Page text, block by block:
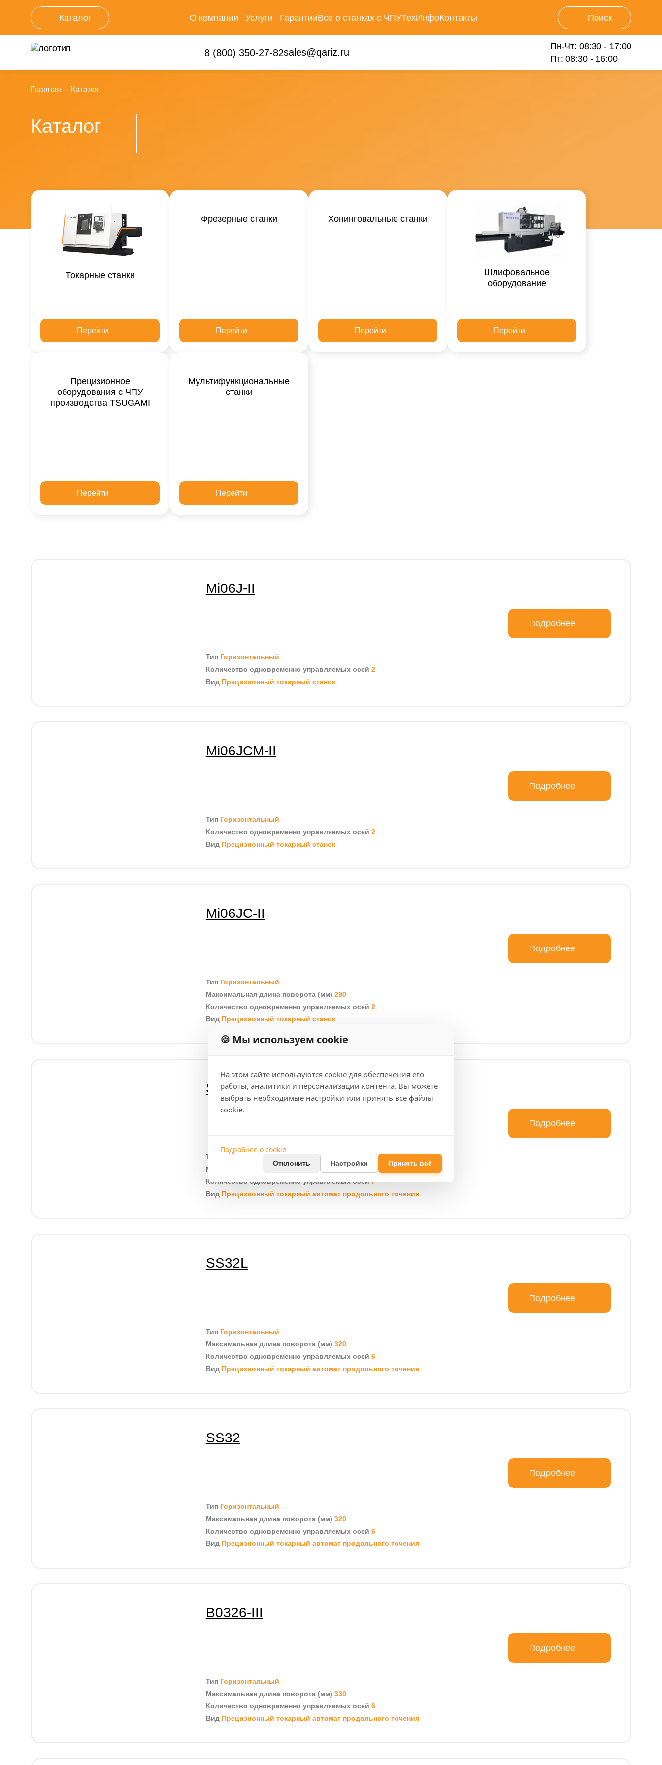
Каталог О компании
Новости
Услуги
Инжиниринг
ГарантииВсе о станках с ЧПУТехИнфоКонтакты Поиск
8 (800) 350-27-82sales@qariz.ru
Пн-Чт: 08:30 - 17:00
Пт: 08:30 - 16:00
Главная Каталог
Каталог
Токарные станки
Перейти
Фрезерные станки
Перейти
Хонинговальные станки
Перейти
Шлифовальное
оборудование
Перейти
Прецизионное
оборудования с ЧПУ
производства TSUGAMI
Перейти
Мультифункциональные
станки
Перейти
Mi06J-II
Подробнее
Тип Горизонтальный
Количество одновременно управляемых осей 2
Вид Прецизионный токарный станок
Mi06JCM-II
Подробнее
Тип Горизонтальный
Количество одновременно управляемых осей 2
Вид Прецизионный токарный станок
Mi06JC-II
Подробнее
Тип Горизонтальный
Максимальная длина поворота (мм) 290
Количество одновременно управляемых осей 2
Вид Прецизионный токарный станок
SS327-5AX
Подробнее
Тип
Горизонтальный
Максимальная длина поворота (мм)
Количество одновременно управляемых осей7
Вид Прецизионный токарный автомат продольного точения
SS32L
Подробнее
Тип Горизонтальный
Максимальная длина поворота (мм) 320
Количество одновременно управляемых осей 6
Вид Прецизионный токарный автомат продольного точения
SS32
Подробнее
Тип Горизонтальный
Максимальная длина поворота (мм) 320
Количество одновременно управляемых осей 6
Вид Прецизионный токарный автомат продольного точения
B0326-III
Подробнее
Тип Горизонтальный
Максимальная длина поворота (мм) 330
Количество одновременно управляемых осей 6
Вид Прецизионный токарный автомат продольного точения
🍪 Мы используем cookie
На этом сайте используются cookie для обеспечения его
работы, аналитики и персонализации контента. Вы можете
выбрать необходимые настройки или принять все файлы
cookie.
Подробнее о cookie
Отклонить Настройки Принять всё